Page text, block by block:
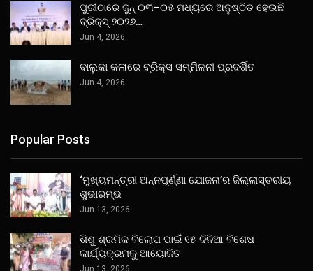
ପୁରୀଠାରେ ଜୁନ୍ ୦୩–୦୫ ମଧ୍ୟରେ ଅନୁଷ୍ଠିତ ହେଉଛି
ବ୍ରିକ୍ସ୍ ୨୦୨୬…
Jun 4, 2026
ବାଲୁକା କଳାରେ ବ୍ରିକ୍ସ ସମ୍ମିଳନୀ ପ୍ରଦର୍ଶିତ
Jun 4, 2026
Popular Posts
‘ମୁଖ୍ୟମନ୍ତ୍ରୀ ଅନ୍ନପୂର୍ଣ୍ଣା ଯୋଜନା’ର ଜିଲ୍ଲାସ୍ତରୀୟ
ଶୁଭାରମ୍ଭ
Jun 13, 2026
ଶିଶୁ ଶ୍ରମିକ ବିଲୋପ ପାଇଁ ୧୫ ଦିନିଆ ବିଶେଷ
କାର୍ଯ୍ୟକ୍ରମକୁ ଆୟୋଜିତ